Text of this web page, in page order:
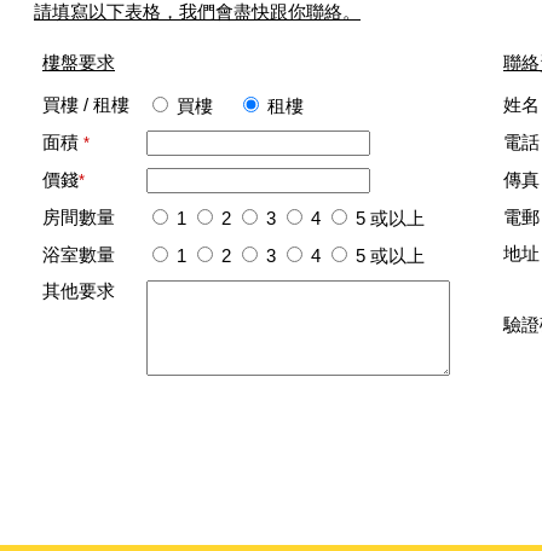
請填寫以下表格，我們會盡快跟你聯絡。
樓盤要求
買樓 / 租樓 買樓
租樓
面積 *
價錢*
房間數量 1 2 3 4 5 或以上
浴室數量
1 2 3 4 5 或以上
其他要求
聯
姓名
電話
傳真
電郵
地址
驗